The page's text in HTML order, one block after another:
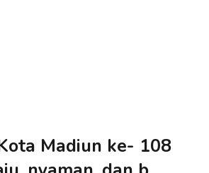
Madiun ke- 108